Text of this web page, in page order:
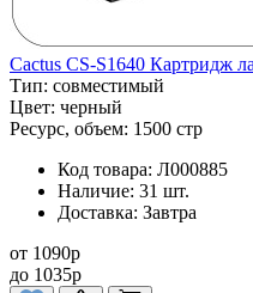
Cactus CS-S1640 Картридж
Тип: совместимый
Цвет: черный
Ресурс, объем: 1500 стр
Код товара: Л000885
Наличие: 31 шт.
Доставка: Завтра
от 1090p
до 1035p